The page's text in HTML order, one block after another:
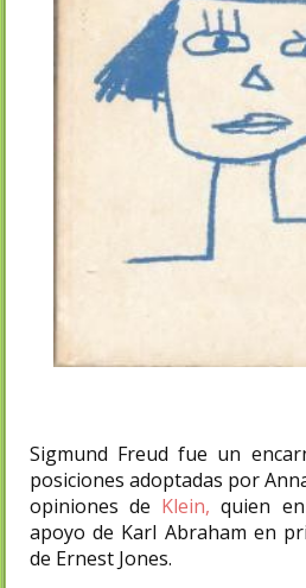
Sigmund Freud fue un
posiciones adoptadas por
opiniones de Klein, quien
apoyo de Karl Abraham en
de Ernest Jones.